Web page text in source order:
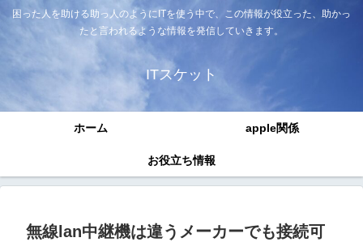
困った人を助ける助っ人のようにITを使う中で、この情報が役立った、助かっ
たと言われるような情報を発信していきます。
ITスケット
ホーム apple関係
お役立ち情報
無線lan中継機は違うメーカーでも接続可